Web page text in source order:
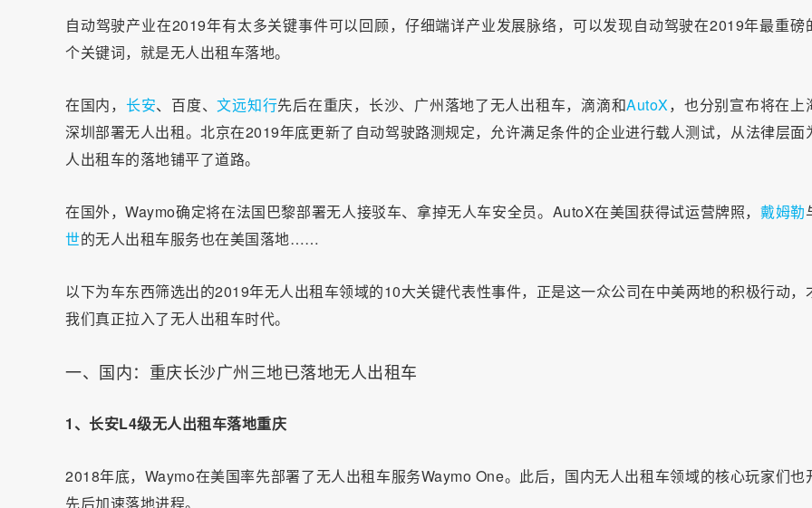
自动驾驶产业在2019年有太多关键事件可以回顾，仔细端详产业发展脉络，可以发现自动驾驶在2019年最重磅
个关键词，就是无人出租车落地。
在国内， 长安、百度、文远知行先后在重庆，长沙、广州落地了无人出租车，滴滴和AutoX，也分别宣布将在上
深圳部署无人出租。北京在2019年底更新了自动驾驶路测规定，允许满足条件的企业进行载人测试，从法律层面
人出租车的落地铺平了道路。
在国外，Waymo确定将在法国巴黎部署无人接驳车、拿掉无人车安全员。AutoX在美国获得试运营牌照，戴姆勒
世的无人出租车服务也在美国落地……
以下为车东西筛选出的2019年无人出租车领域的10大关键代表性事件，正是这一众公司在中美两地的积极行动，
我们真正拉入了无人出租车时代。
一、国内：重庆长沙广州三地已落地无人出租车
1、长安L4级无人出租车落地重庆
2018年底，Waymo在美国率先部署了无人出租车服务Waymo One。此后，国内无人出租车领域的核心玩家们也
先后加速落地进程。